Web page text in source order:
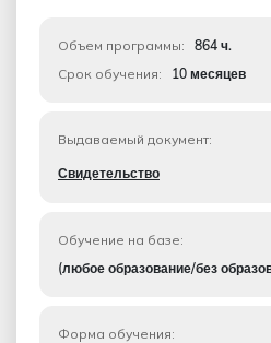
Объем программы: 864 ч.
Срок обучения: 10 месяцев
Выдаваемый документ:
Свидетельство
Обучение на базе:
(любое образование/без
Форма обучения: